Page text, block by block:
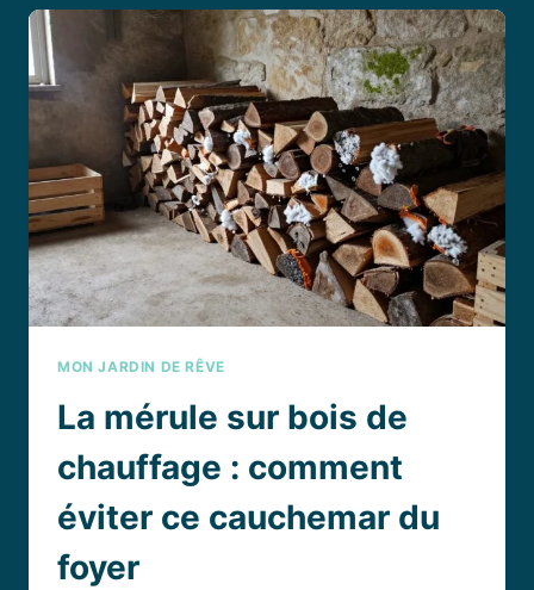
À
GRILLE
SANS
PERDRE
SON
SANG-
FROID
?
MON JARDIN DE RÊVE
La mérule sur bois de
chauffage : comment
éviter ce cauchemar du
foyer